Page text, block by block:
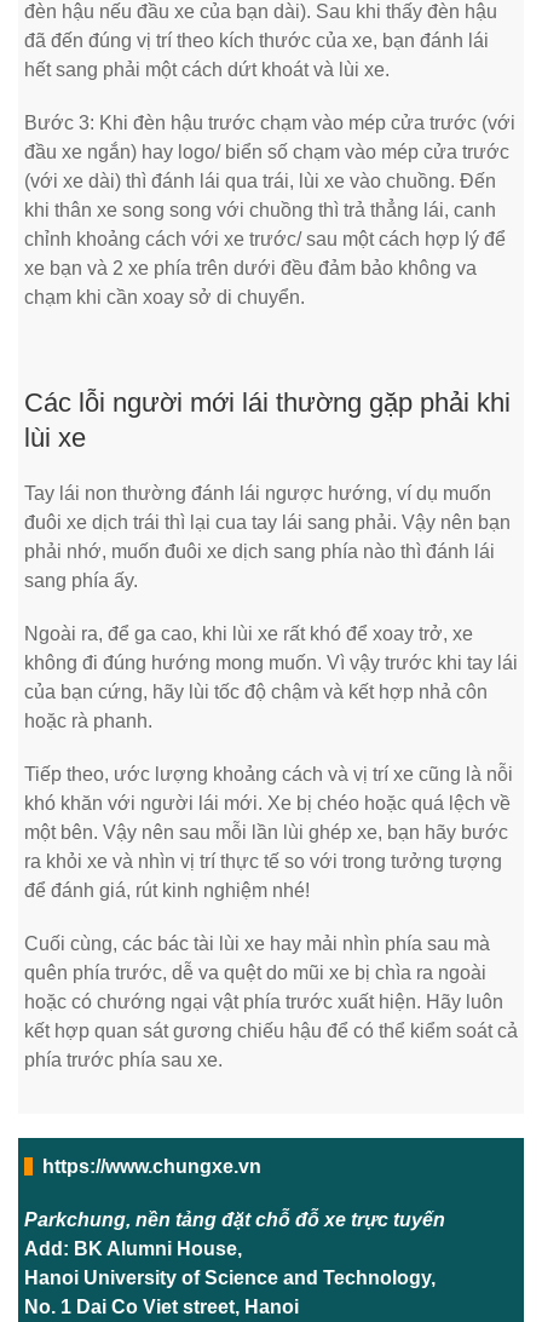
đèn hậu nếu đầu xe của bạn dài). Sau khi thấy đèn hậu
đã đến đúng vị trí theo kích thước của xe, bạn đánh lái
hết sang phải một cách dứt khoát và lùi xe.
Bước 3: Khi đèn hậu trước chạm vào mép cửa trước (với
đầu xe ngắn) hay logo/ biển số chạm vào mép cửa trước
(với xe dài) thì đánh lái qua trái, lùi xe vào chuồng. Đến
khi thân xe song song với chuồng thì trả thẳng lái, canh
chỉnh khoảng cách với xe trước/ sau một cách hợp lý để
xe bạn và 2 xe phía trên dưới đều đảm bảo không va
chạm khi cần xoay sở di chuyển.
Các lỗi người mới lái thường gặp phải khi
lùi xe
Tay lái non thường đánh lái ngược hướng, ví dụ muốn
đuôi xe dịch trái thì lại cua tay lái sang phải. Vậy nên bạn
phải nhớ, muốn đuôi xe dịch sang phía nào thì đánh lái
sang phía ấy.
Ngoài ra, để ga cao, khi lùi xe rất khó để xoay trở, xe
không đi đúng hướng mong muốn. Vì vậy trước khi tay lái
của bạn cứng, hãy lùi tốc độ chậm và kết hợp nhả côn
hoặc rà phanh.
Tiếp theo, ước lượng khoảng cách và vị trí xe cũng là nỗi
khó khăn với người lái mới. Xe bị chéo hoặc quá lệch về
một bên. Vậy nên sau mỗi lần lùi ghép xe, bạn hãy bước
ra khỏi xe và nhìn vị trí thực tế so với trong tưởng tượng
để đánh giá, rút kinh nghiệm nhé!
Cuối cùng, các bác tài lùi xe hay mải nhìn phía sau mà
quên phía trước, dễ va quệt do mũi xe bị chìa ra ngoài
hoặc có chướng ngại vật phía trước xuất hiện. Hãy luôn
kết hợp quan sát gương chiếu hậu để có thể kiểm soát cả
phía trước phía sau xe.
https://www.chungxe.vn
Parkchung, nền tảng đặt chỗ đỗ xe trực tuyến
Add: BK Alumni House,
Hanoi University of Science and Technology,
No. 1 Dai Co Viet street, Hanoi